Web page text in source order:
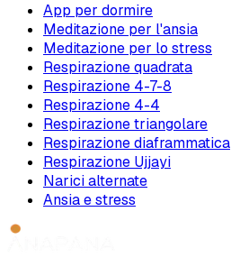
App per dormire
Meditazione per l'ansia
Meditazione per lo stress
Respirazione quadrata
Respirazione 4-7-8
Respirazione 4-4
Respirazione triangolare
Respirazione diaframmatica
Respirazione Ujjayi
Narici alternate
Ansia e stress